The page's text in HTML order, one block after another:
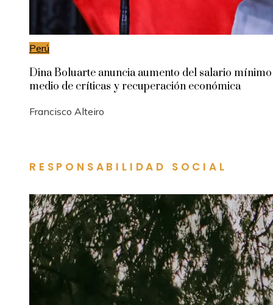
Perú
Dina Boluarte anuncia aumento del salario
medio de críticas y recuperación económica
Francisco Alteiro
RESPONSABILIDAD SOCIAL